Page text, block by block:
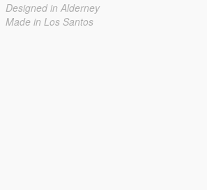
Designed in Alderney
Made in Los Santos